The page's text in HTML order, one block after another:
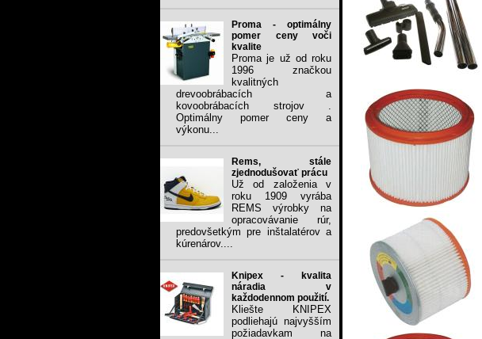
Proma - optimálny
pomer ceny voči
kvalite
Proma je už od roku
1996 značkou
kvalitných
drevoobrábacích a
kovoobrábacích strojov .
Optimálny pomer ceny a
výkonu...
Rems, stále
zjednodušovať prácu
Už od založenia v
roku 1909 vyrába
REMS výrobky na
opracovávanie rúr,
predovšetkým pre inštalatérov a
kúrenárov....
Knipex - kvalita
náradia v
každodennom použití.
Kliešte KNIPEX
podliehajú najvyšším
požiadavkam na